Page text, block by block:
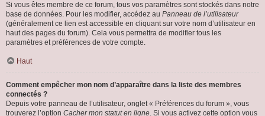
Si vous êtes membre de ce forum, tous vos paramètres sont stockés dans notre
base de données. Pour les modifier, accédez au Panneau de l’utilisateur
(généralement ce lien est accessible en cliquant sur votre nom d’utilisateur en
haut des pages du forum). Cela vous permettra de modifier tous les
paramètres et préférences de votre compte.
Haut
Comment empêcher mon nom d’apparaître dans la liste des membres
connectés ?
Depuis votre panneau de l’utilisateur, onglet « Préférences du forum », vous
trouverez l’option Cacher mon statut en ligne. Si vous activez cette option vous